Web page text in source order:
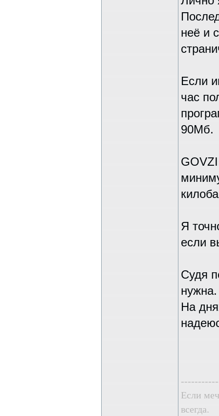
неё и
Если
час
90Мб.
Я
если
Судя
нужна.
На
Если
всегда.